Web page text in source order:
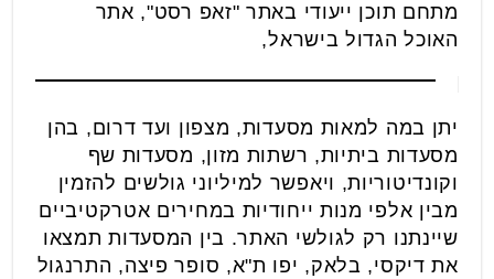
מתחם תוכן ייעודי באתר "זאפ רסט", אתר
האוכל הגדול בישראל,
יתן במה למאות מסעדות, מצפון ועד דרום, בהן
מסעדות ביתיות, רשתות מזון, מסעדות שף
וקונדיטוריות, ויאפשר למיליוני גולשים להזמין
מבין אלפי מנות ייחודיות במחירים אטרקטיביים
שיינתנו רק לגולשי האתר. בין המסעדות תמצאו
את דיקסי, בלאק, יפו ת"א, סופר פיצה, התרנגול